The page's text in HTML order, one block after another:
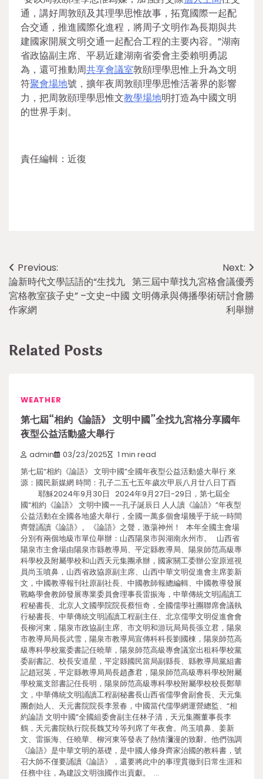
通，講好周敦頤及其理學思惟故事，拓寬國際一起配
合交通，推進國際化進程，將周子文明作為長期與共
建國家開展文明交通一起配合工程的主要內容。”湖南
省政協副主席、平易近建湖南省委會主委賴明勇認
為，還可推動周共享會議室敦頤理學思惟上升為文明
符聚會場地號，擴年夜周敦頤理學思惟活著界的影響
力，把周敦頤理學思惟文教學場地明打造為中國文明
的世界手刺。
責任編輯：近復
Post
navigation
Previous:
論新時代文學話語的“生找九
宮格教室孩子史” –文史–中國
作家網
Next:
第三屆中華找九宮格會議優秀
文明傳承與傳播學術研討會勝
利舉辦
Related Posts
WEATHER
第七屆“相約《論語》 文明中國”全找九宮格分享國年
夜型公益活動盛大舉行
admin 03/23/2025 1 min read
第七屆“相約《論語》 文明中國”全國年夜型公益活動盛大舉行 來
源：國民新媒網 時間：孔子二五七五年歲次甲辰八月廿八日丁酉
耶穌2024年9月30日 2024年9月27日-29日，第七屆全
國“相約《論語》 文明中國——孔子誕辰日 人人讀《論語》”年夜型
公益活動在全國各地盛大舉行，全國一萬多個會場幾乎于統一時間
齊聲誦讀《論語》。《論語》之聲，激蕩神州！ 本年全國主會場
分別有兩個地級市單位舉辦：山西陽泉市與湖南永州市。 山西省
陽泉市主會場由陽泉市縣教導局、平定縣教導局、陽泉師范高級專
科學校及附屬學校和山西天元集團承辦，國家關工委辦公室原巡視
員尚玉噴鼻，山西省政協原副主席、山西中華文明促進會主席姜新
文，中國教導報刊社原副社長、中國教師報總編輯、中國教導發展
戰略學會教師發展專業委員會理事長雷振海，中華傳統文明誦讀工
程秘書長、北京人文國學院院長蔡恒奇，全國儒學社團聯席會議執
行秘書長、中華傳統文明誦讀工程副主任、北京儒學文明促進會會
長柳河東，陽泉市政協副主席、市文明和游玩局局長張立君，陽泉
市教導局局長武雪，陽泉市教導局宣傳科科長劉國棟，陽泉師范高
級專科學校黨委書記任曉華，陽泉師范高級專會議室出租科學校黨
委副書記、校長安道星，平定縣國民當局副縣長、縣教導局黨組書
記趙冠英，平定縣教導局局長趙彥君，陽泉師范高級專科學校附屬
學校黨支部書記任長明，陽泉師范高級專科學校附屬學校校長鄭華
文，中華傳統文明誦讀工程副秘書長山西省儒學會副會長、天元集
團創始人、天元書院院長李景春，中國當代儒學網運營總監、“相
約論語 文明中國”全國組委會副主任林子清，天元集團董事長李
鶴，天元書院執行院長魏艾玲等列席了年夜會。尚玉噴鼻、姜新
文、雷振海、任曉華、柳河東等發表了熱情瀰漫的致辭。他們強調
《論語》是中華文明的基礎，是中國人修身齊家治國的教科書，號
召大師不僅要誦讀《論語》，還要將此中的事理貫徹到日常生涯和
任務中往，為建設文明強國作出貢獻。 …